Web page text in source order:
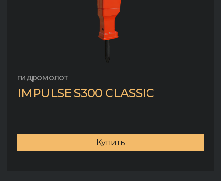
гидромолот
IMPULSE S300 CLASSIC
Купить